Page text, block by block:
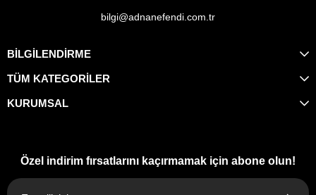
bilgi@adnanefendi.com.tr
BİLGİLENDİRME
TÜM KATEGORİLER
KURUMSAL
Özel indirim fırsatlarını kaçırmamak için abone olun!